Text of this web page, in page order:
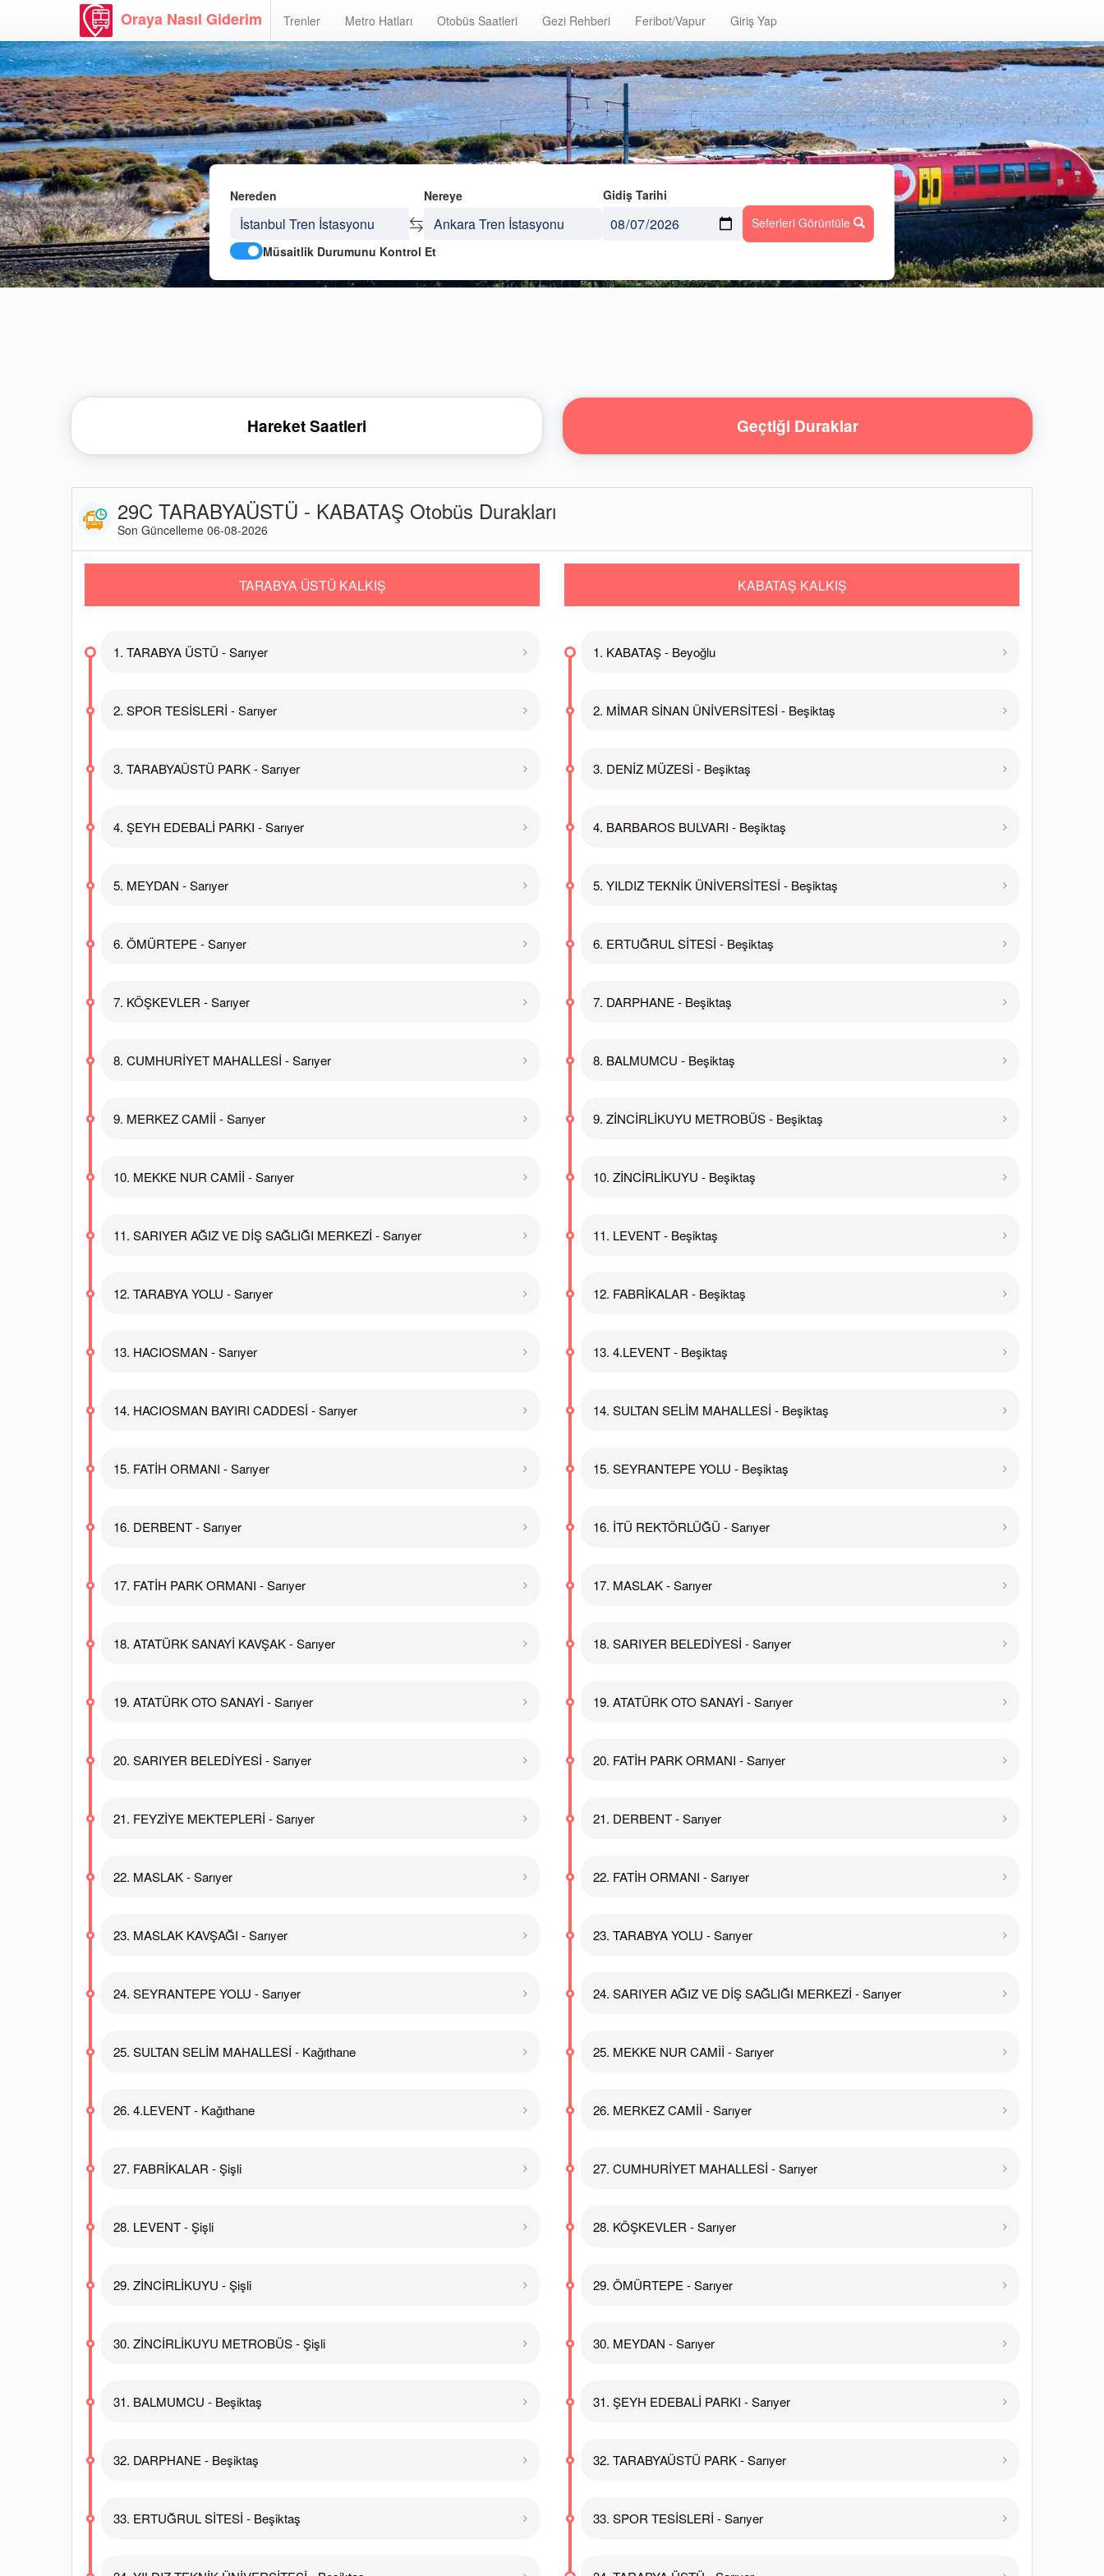
Oraya Nasıl Giderim Trenler Metro Hatları Otobüs Saatleri Gezi Rehberi Feribot/Vapur Giriş Yap
Nereden Nereye
Gidiş Tarihi
Seferleri Görüntüle
Müsaitlik Durumunu Kontrol Et
Hareket Saatleri Geçtiği Duraklar
29C TARABYAÜSTÜ - KABATAŞ Otobüs Durakları
Son Güncelleme 06-08-2026
TARABYA ÜSTÜ KALKIŞ
1. TARABYA ÜSTÜ - Sarıyer
2. SPOR TESİSLERİ - Sarıyer
3. TARABYAÜSTÜ PARK - Sarıyer
4. ŞEYH EDEBALİ PARKI - Sarıyer
5. MEYDAN - Sarıyer
6. ÖMÜRTEPE - Sarıyer
7. KÖŞKEVLER - Sarıyer
8. CUMHURİYET MAHALLESİ - Sarıyer
9. MERKEZ CAMİİ - Sarıyer
10. MEKKE NUR CAMİİ - Sarıyer
11. SARIYER AĞIZ VE DİŞ SAĞLIĞI MERKEZİ - Sarıyer
12. TARABYA YOLU - Sarıyer
13. HACIOSMAN - Sarıyer
14. HACIOSMAN BAYIRI CADDESİ - Sarıyer
15. FATİH ORMANI - Sarıyer
16. DERBENT - Sarıyer
17. FATİH PARK ORMANI - Sarıyer
18. ATATÜRK SANAYİ KAVŞAK - Sarıyer
19. ATATÜRK OTO SANAYİ - Sarıyer
20. SARIYER BELEDİYESİ - Sarıyer
21. FEYZİYE MEKTEPLERİ - Sarıyer
22. MASLAK - Sarıyer
23. MASLAK KAVŞAĞI - Sarıyer
24. SEYRANTEPE YOLU - Sarıyer
25. SULTAN SELİM MAHALLESİ - Kağıthane
26. 4.LEVENT - Kağıthane
27. FABRİKALAR - Şişli
28. LEVENT - Şişli
29. ZİNCİRLİKUYU - Şişli
30. ZİNCİRLİKUYU METROBÜS - Şişli
31. BALMUMCU - Beşiktaş
32. DARPHANE - Beşiktaş
33. ERTUĞRUL SİTESİ - Beşiktaş
KABATAŞ KALKIŞ
1. KABATAŞ - Beyoğlu
2. MİMAR SİNAN ÜNİVERSİTESİ - Beşiktaş
3. DENİZ MÜZESİ - Beşiktaş
4. BARBAROS BULVARI - Beşiktaş
5. YILDIZ TEKNİK ÜNİVERSİTESİ - Beşiktaş
6. ERTUĞRUL SİTESİ - Beşiktaş
7. DARPHANE - Beşiktaş
8. BALMUMCU - Beşiktaş
9. ZİNCİRLİKUYU METROBÜS - Beşiktaş
10. ZİNCİRLİKUYU - Beşiktaş
11. LEVENT - Beşiktaş
12. FABRİKALAR - Beşiktaş
13. 4.LEVENT - Beşiktaş
14. SULTAN SELİM MAHALLESİ - Beşiktaş
15. SEYRANTEPE YOLU - Beşiktaş
16. İTÜ REKTÖRLÜĞÜ - Sarıyer
17. MASLAK - Sarıyer
18. SARIYER BELEDİYESİ - Sarıyer
19. ATATÜRK OTO SANAYİ - Sarıyer
20. FATİH PARK ORMANI - Sarıyer
21. DERBENT - Sarıyer
22. FATİH ORMANI - Sarıyer
23. TARABYA YOLU - Sarıyer
24. SARIYER AĞIZ VE DİŞ SAĞLIĞI MERKEZİ - Sarıyer
25. MEKKE NUR CAMİİ - Sarıyer
26. MERKEZ CAMİİ - Sarıyer
27. CUMHURİYET MAHALLESİ - Sarıyer
28. KÖŞKEVLER - Sarıyer
29. ÖMÜRTEPE - Sarıyer
30. MEYDAN - Sarıyer
31. ŞEYH EDEBALİ PARKI - Sarıyer
32. TARABYAÜSTÜ PARK - Sarıyer
33. SPOR TESİSLERİ - Sarıyer